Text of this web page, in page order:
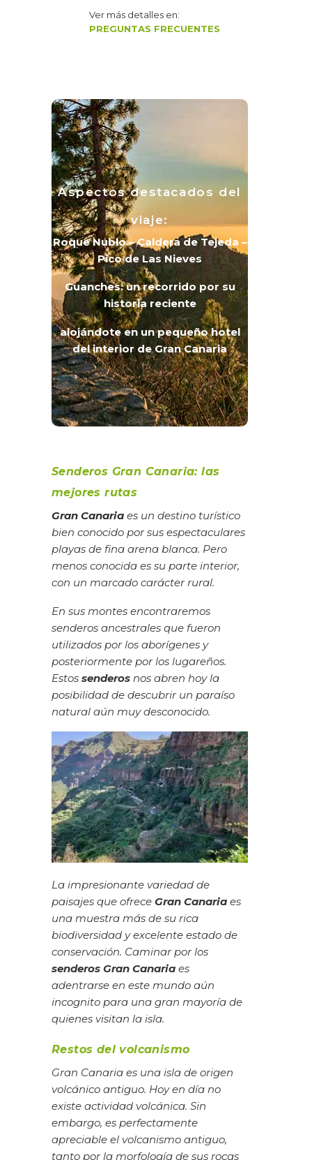
Ver más detalles en:
PREGUNTAS FRECUENTES
Aspectos destacados del
viaje:
Roque Nublo – Caldera de Tejeda –
Pico de Las Nieves
Guanches: un recorrido por su
historia reciente
alojándote en un pequeño hotel
del interior de Gran Canaria
Senderos Gran Canaria: las
mejores rutas
Gran Canaria es un destino turístico
bien conocido por sus espectaculares
playas de fina arena blanca. Pero
menos conocida es su parte interior,
con un marcado carácter rural.
En sus montes encontraremos
senderos ancestrales que fueron
utilizados por los aborígenes y
posteriormente por los lugareños.
Estos senderos nos abren hoy la
posibilidad de descubrir un paraíso
natural aún muy desconocido.
La impresionante variedad de
paisajes que ofrece Gran Canaria es
una muestra más de su rica
biodiversidad y excelente estado de
conservación. Caminar por los
senderos Gran Canaria es
adentrarse en este mundo aún
incognito para una gran mayoría de
quienes visitan la isla.
Restos del volcanismo
Gran Canaria es una isla de origen
volcánico antiguo. Hoy en día no
existe actividad volcánica. Sin
embargo, es perfectamente
apreciable el volcanismo antiguo,
tanto por la morfología de sus rocas